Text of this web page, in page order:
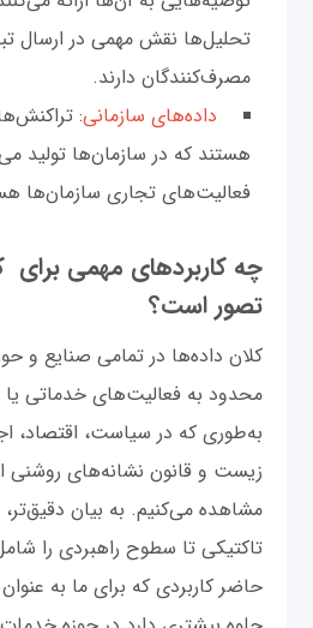
تحلیل‌ها نقش مهمی در ارسال
مصرف‌کنندگان دارند.
داده‌های سازمانی:
هستند که در سازمان‌ها تولید
فعالیت‌های تجاری سازمان‌ها
چه کاربردهای مهمی برای
تصور است؟
کلان داده‌ها در تمامی صنایع و
محدود به فعالیت‌های خدماتی یا
به‌طوری که در سیاست، اقتصاد،
زیست و قانون نشانه‌های روشنی
مشاهده می‌کنیم. به بیان
تاکتیکی تا سطوح راهبردی را
حاضر کاربردی که برای ما به